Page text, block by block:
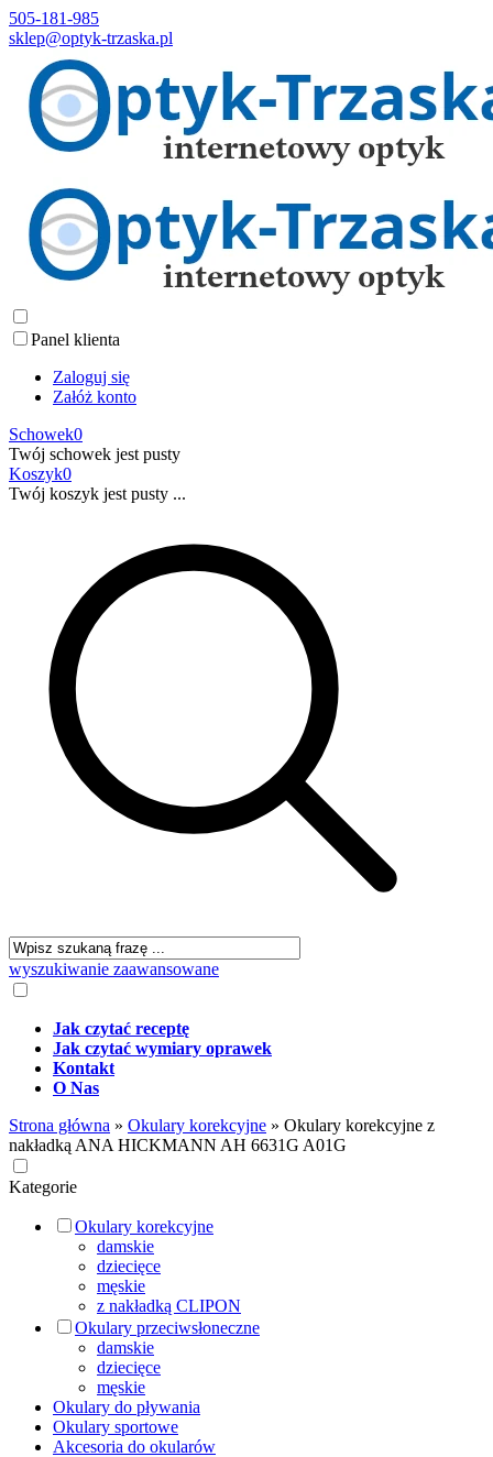
505-181-985
sklep@optyk-trzaska.pl
Panel klienta
Zaloguj się
Załóż konto
Schowek0
Twój schowek jest pusty
Koszyk0
Twój koszyk jest pusty ...
wyszukiwanie zaawansowane
Jak czytać receptę
Jak czytać wymiary oprawek
Kontakt
O Nas
Strona główna » Okulary korekcyjne » Okulary korekcyjne z
nakładką ANA HICKMANN AH 6631G A01G
Kategorie
Okulary korekcyjne
damskie
dziecięce
męskie
z nakładką CLIPON
Okulary przeciwsłoneczne
damskie
dziecięce
męskie
Okulary do pływania
Okulary sportowe
Akcesoria do okularów